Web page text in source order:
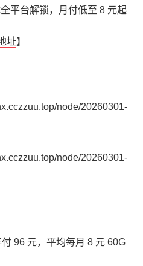
平台解锁，月付低至 8 元起
址】
node/20260301-
node/20260301-
96 元，平均每月 8 元 60G